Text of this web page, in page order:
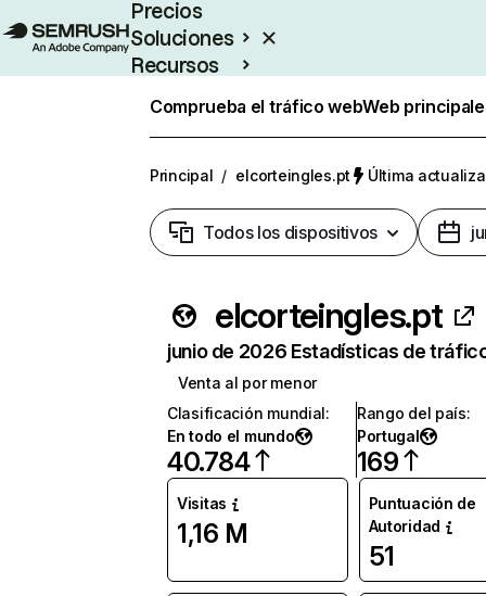
Precios
Soluciones
Recursos
Comprueba el tráfico webWeb
Principal / elcorteingles.pt Última
Todos los dispositivos
elcorteingles.pt
junio de 2026 Estadísticas de
Venta al por menor
Clasificación mundial:
En todo el mundo
40.784
Rango del país:
Portugal
169
Visitas
1,16 M
Puntuación de
Autoridad
51